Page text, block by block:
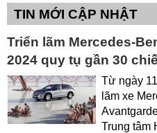
TIN MỚI CẬP NHẬT
Triển lãm Mercedes-
2024 quy tụ gần 30
Từ ngày
lãm xe
Trung tâm